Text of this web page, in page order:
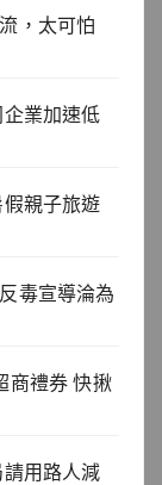
，太可怕
業加速低
親子旅遊
毒宣導淪為
商禮券 快揪
用路人減